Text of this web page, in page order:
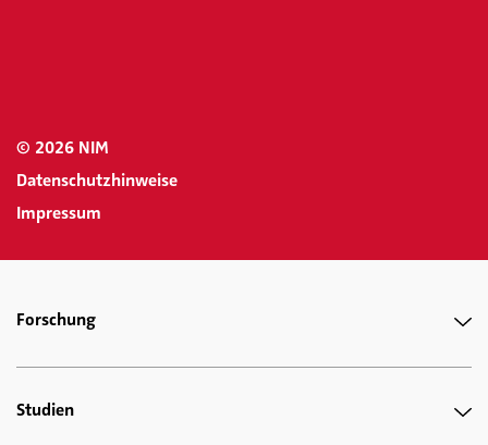
© 2026 NIM
Datenschutzhinweise
Impressum
Forschung
Studien